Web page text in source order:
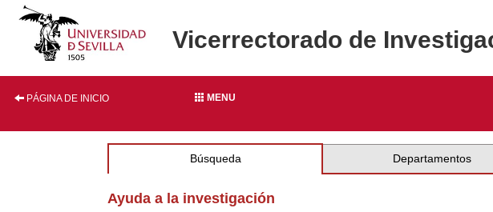
Vicerrectorado de
PÁGINA DE INICIO MENU
Búsqueda Departamentos
Ayuda a la investigación